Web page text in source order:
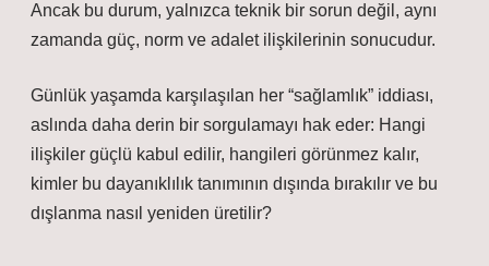
Ancak bu durum, yalnızca teknik bir sorun değil, aynı
zamanda güç, norm ve adalet ilişkilerinin sonucudur.
Günlük yaşamda karşılaşılan her “sağlamlık” iddiası,
aslında daha derin bir sorgulamayı hak eder: Hangi
ilişkiler güçlü kabul edilir, hangileri görünmez kalır,
kimler bu dayanıklılık tanımının dışında bırakılır ve bu
dışlanma nasıl yeniden üretilir?